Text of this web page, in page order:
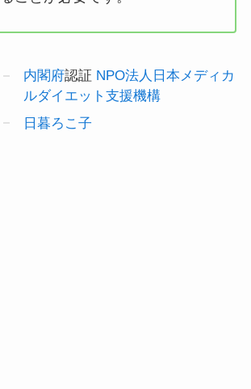
内閣府認証 NPO法人日本メディカ
ルダイエット支援機構
日暮ろこ子